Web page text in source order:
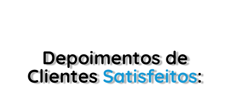
Depoimentos de
ClientesSatisfeitos: